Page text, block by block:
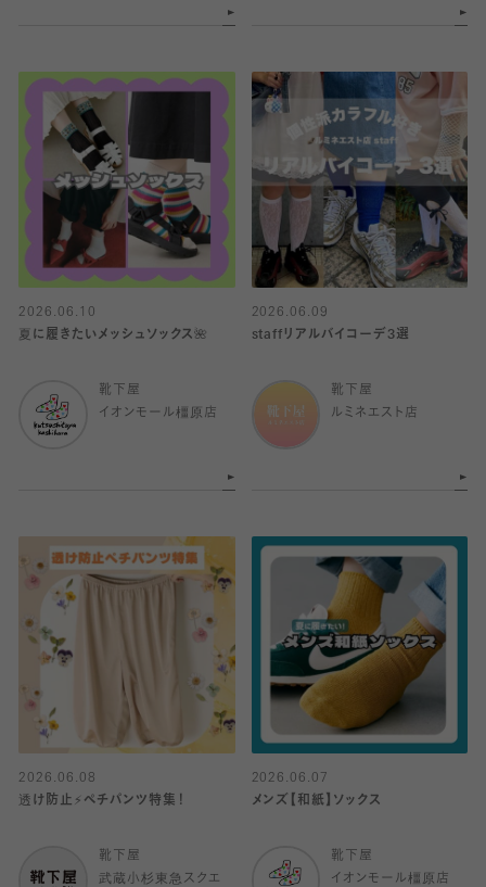
2026.06.10
夏に履きたいメッシュソックス🌺
靴下屋
イオンモール橿原店
2026.06.09
staffリアルバイコーデ3選
靴下屋
ルミネエスト店
2026.06.08
透け防止⚡️ペチパンツ特集！
靴下屋
武蔵小杉東急スクエ
2026.06.07
メンズ【和紙】ソックス
靴下屋
イオンモール橿原店